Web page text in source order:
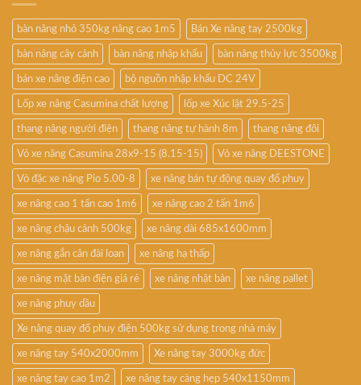
bàn nâng nhỏ 350kg nâng cao 1m5 Bán Xe nâng tay 2500kg
bàn nâng cây cảnh bàn nâng nhập khẩu bàn nâng thủy lực 3500kg
bán xe nâng điện cao bộ nguồn nhập khẩu DC 24V
Lốp xe nâng Casumina chất lượng lốp xe Xúc lật 29.5-25
thang nâng người điện thang nâng tự hành 8m thang nâng đôi
Vỏ xe nâng Casumina 28x9-15 (8.15-15) Vỏ xe nâng DEESTONE
Vỏ đặc xe nâng Pio 5.00-8 xe nâng bán tự động quay đổ phuy
xe nâng cao 1 tấn cao 1m6 xe nâng cao 2 tấn 1m6
xe nâng chậu cảnh 500kg xe nâng dài 685x1600mm
xe nâng gắn cân đài loan xe nâng hạ thấp
xe nâng mặt bàn điện giá rẻ xe nâng nhật bản xe nâng pallet
xe nâng phuy dầu
Xe nâng quay đổ phuy điện 500kg sử dụng trong nhà máy
xe nâng tay 540x2000mm Xe nâng tay 3000kg đức
xe nâng tay cao 1m2 xe nâng tay càng hẹp 540x1150mm